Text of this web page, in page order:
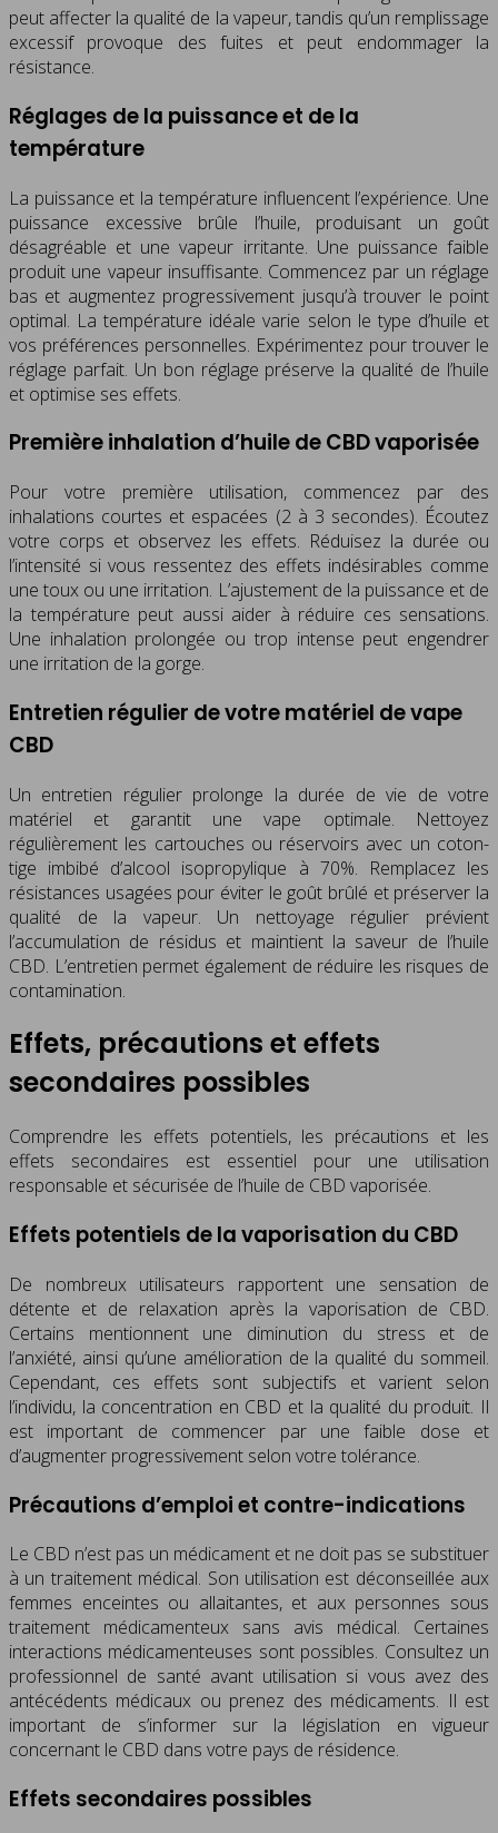
peut affecter la qualité de la vapeur, tandis qu’un remplissage
excessif provoque des fuites et peut endommager la
résistance.
Réglages de la puissance et de la
température
La puissance et la température influencent l’expérience. Une
puissance excessive brûle l’huile, produisant un goût
désagréable et une vapeur irritante. Une puissance faible
produit une vapeur insuffisante. Commencez par un réglage
bas et augmentez progressivement jusqu’à trouver le point
optimal. La température idéale varie selon le type d’huile et
vos préférences personnelles. Expérimentez pour trouver le
réglage parfait. Un bon réglage préserve la qualité de l’huile
et optimise ses effets.
Première inhalation d’huile de CBD vaporisée
Pour votre première utilisation, commencez par des
inhalations courtes et espacées (2 à 3 secondes). Écoutez
votre corps et observez les effets. Réduisez la durée ou
l’intensité si vous ressentez des effets indésirables comme
une toux ou une irritation. L’ajustement de la puissance et de
la température peut aussi aider à réduire ces sensations.
Une inhalation prolongée ou trop intense peut engendrer
une irritation de la gorge.
Entretien régulier de votre matériel de vape
CBD
Un entretien régulier prolonge la durée de vie de votre
matériel et garantit une vape optimale. Nettoyez
régulièrement les cartouches ou réservoirs avec un coton-
tige imbibé d’alcool isopropylique à 70%. Remplacez les
résistances usagées pour éviter le goût brûlé et préserver la
qualité de la vapeur. Un nettoyage régulier prévient
l’accumulation de résidus et maintient la saveur de l’huile
CBD. L’entretien permet également de réduire les risques de
contamination.
Effets, précautions et effets
secondaires possibles
Comprendre les effets potentiels, les précautions et les
effets secondaires est essentiel pour une utilisation
responsable et sécurisée de l’huile de CBD vaporisée.
Effets potentiels de la vaporisation du CBD
De nombreux utilisateurs rapportent une sensation de
détente et de relaxation après la vaporisation de CBD.
Certains mentionnent une diminution du stress et de
l’anxiété, ainsi qu’une amélioration de la qualité du sommeil.
Cependant, ces effets sont subjectifs et varient selon
l’individu, la concentration en CBD et la qualité du produit. Il
est important de commencer par une faible dose et
d’augmenter progressivement selon votre tolérance.
Précautions d’emploi et contre-indications
Le CBD n’est pas un médicament et ne doit pas se substituer
à un traitement médical. Son utilisation est déconseillée aux
femmes enceintes ou allaitantes, et aux personnes sous
traitement médicamenteux sans avis médical. Certaines
interactions médicamenteuses sont possibles. Consultez un
professionnel de santé avant utilisation si vous avez des
antécédents médicaux ou prenez des médicaments. Il est
important de s’informer sur la législation en vigueur
concernant le CBD dans votre pays de résidence.
Effets secondaires possibles